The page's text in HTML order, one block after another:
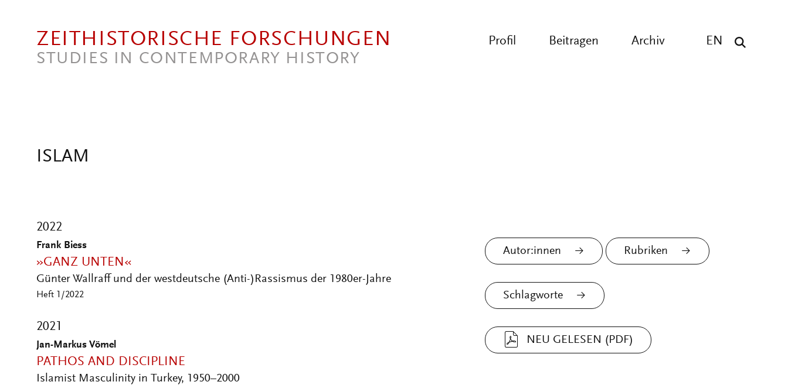
ZEITHISTORISCHE FORSCHUNGEN
STUDIES IN CONTEMPORARY HISTORY
EN
Profil Beitragen Archiv
ISLAM
2022
Frank Biess
»GANZ UNTEN«
Günter Wallraff und der westdeutsche (Anti-)Rassismus der 1980er-Jahre
Heft 1/2022
2021
Jan-Markus Vömel
PATHOS AND DISCIPLINE
Islamist Masculinity in Turkey, 1950–2000
Autor:innen Rubriken
Schlagworte
NEU GELESEN (PDF)